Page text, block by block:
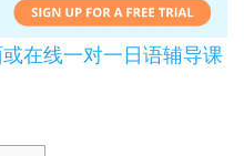
在线一对一日语辅导课